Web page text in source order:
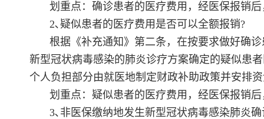
划重点：确诊患者的医疗费用，经医保报销
2､疑似患者的医疗费用是否可以全额报销?
根据《补充通知》第二条，在按要求做好确
新型冠状病毒感染的肺炎诊疗方案确定的疑似患
个人负担部分由就医地制定财政补助政策并安排
划重点：疑似患者的医疗费用，经医保报销
3､非医保缴纳地发生新型冠状病毒感染肺炎